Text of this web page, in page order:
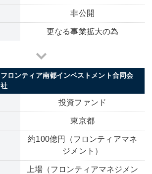
非公開
更なる事業拡大の為
フロンティア南都インベストメント合同会
社
投資ファンド
東京都
約100億円（フロンティアマネ
ジメント）
上場（フロンティアマネジメン